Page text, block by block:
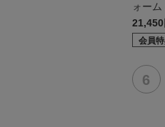
ォーム
デル
会員